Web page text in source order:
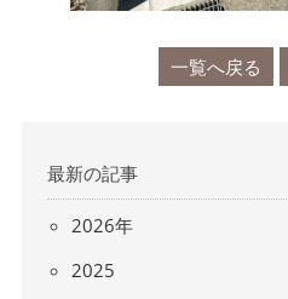
一覧へ戻る
最新の記事
2026年
2025